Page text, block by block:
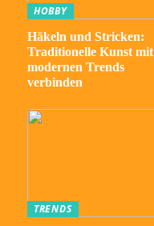
HOBBY
Häkeln und Stricken:
Traditionelle Kunst mit
modernen Trends
verbinden
TRENDS